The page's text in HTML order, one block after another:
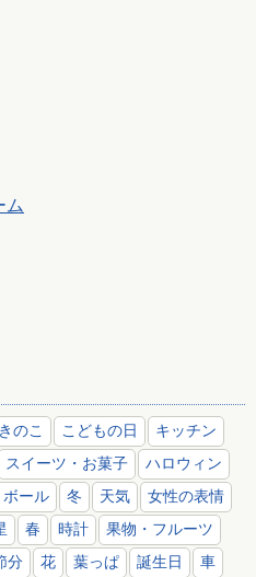
ム
きのこ こどもの日
キッチン
スイーツ・お菓子
ハロウィン
ボール 冬 天気
女性の表情
春 時計
果物・フルーツ
分 花 葉っぱ 誕生日 車